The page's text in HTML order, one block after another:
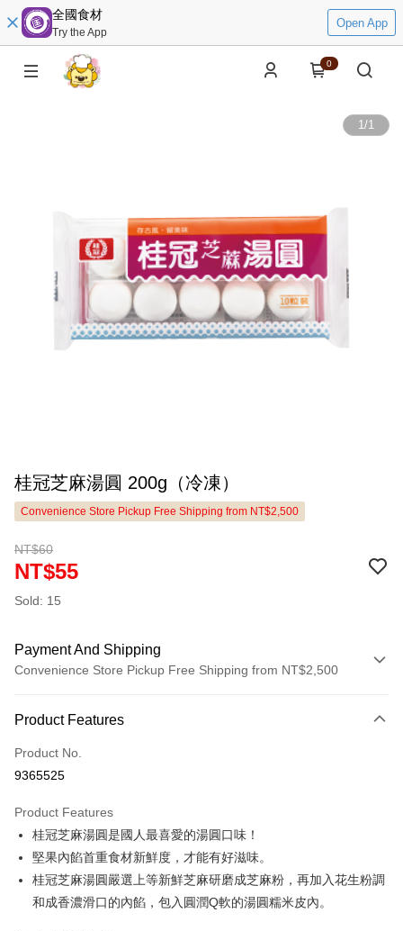
全國食材
Try the App
Open App
0
1/1
桂冠芝麻湯圓 200g（冷凍）
Convenience Store Pickup Free Shipping from NT$2,500
NT$60
NT$55
Sold: 15
Payment And Shipping
Convenience Store Pickup Free Shipping from NT$2,500
Credit Card (Full Payment)
LINE Pay
Easy Wallet
Google Pay
Plus Pay
Product Features
Product No.
9365525
Product Features
桂冠芝麻湯圓是國人最喜愛的湯圓口味！
堅果內餡首重食材新鮮度，才能有好滋味。
桂冠芝麻湯圓嚴選上等新鮮芝麻研磨成芝麻粉，再加入花生粉調
和成香濃滑口的內餡，包入圓潤Q軟的湯圓糯米皮內。